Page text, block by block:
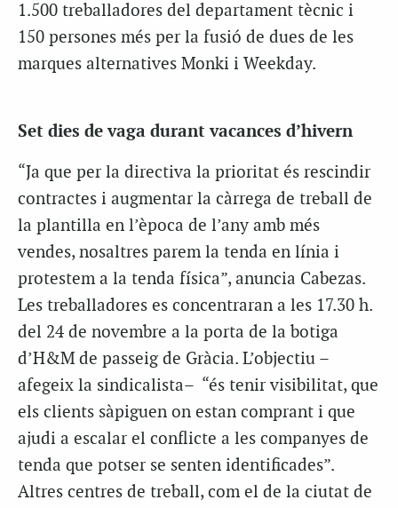
1.500 treballadores del departament tècnic i
150 persones més per la fusió de dues de les
marques alternatives Monki i Weekday.
Set dies de vaga durant vacances d’hivern
“Ja que per la directiva la prioritat és rescindir
contractes i augmentar la càrrega de treball de
la plantilla en l’època de l’any amb més
vendes, nosaltres parem la tenda en línia i
protestem a la tenda física”, anuncia Cabezas.
Les treballadores es concentraran a les 17.30 h.
del 24 de novembre a la porta de la botiga
d’H&M de passeig de Gràcia. L’objectiu –
afegeix la sindicalista– “és tenir visibilitat, que
els clients sàpiguen on estan comprant i que
ajudi a escalar el conflicte a les companyes de
tenda que potser se senten identificades”.
Altres centres de treball, com el de la ciutat de